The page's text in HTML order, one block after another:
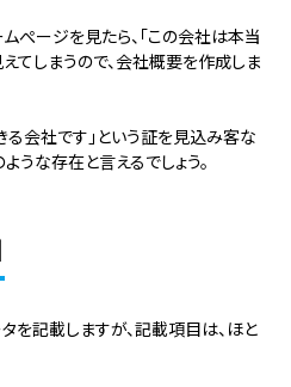
ぺージを見たら、「この会社は本当
てしまうので、会社概要を作成しま
る会社です」という証を見込み客な
ような存在と言えるでしょう。
を記載しますが、記載項目は、ほと